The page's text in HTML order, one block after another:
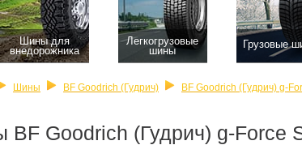
Шины для
внедорожника
Легкогрузовые
шины
Грузовые
Шины BF Goodrich (Гудрич) BF Goodrich (Гудрич) g-
BF Goodrich (Гудрич) g-Force